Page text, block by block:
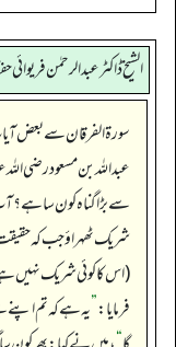
الشیخ ڈاکٹر عبد الرحمٰن
سورۃ الفرقان سے بعض
عبداللہ بن مسعود رضی
سے بڑا گناہ کون سا ہے؟
شریک ٹھہراؤ جب کہ
(اس کا کوئی شریک نہیں
فرمایا:”یہ ہے کہ تم اپنے